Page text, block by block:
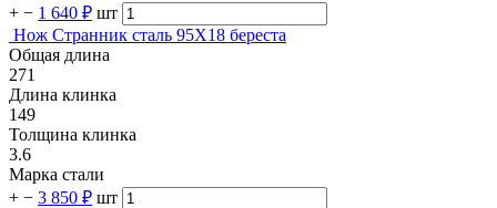
+ − 1 640 ₽ шт
Нож Странник сталь 95Х18 береста
Общая длина
271
Длина клинка
149
Толщина клинка
3.6
Марка стали
+ − 3 850 ₽ шт